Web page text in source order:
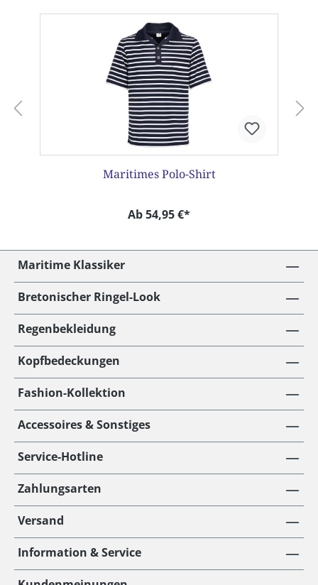
Maritimes Polo-Shirt
Ab 54,95 €*
Maritime Klassiker
Bretonischer Ringel-Look
Regenbekleidung
Kopfbedeckungen
Fashion-Kollektion
Accessoires & Sonstiges
Service-Hotline
Zahlungsarten
Versand
Information & Service